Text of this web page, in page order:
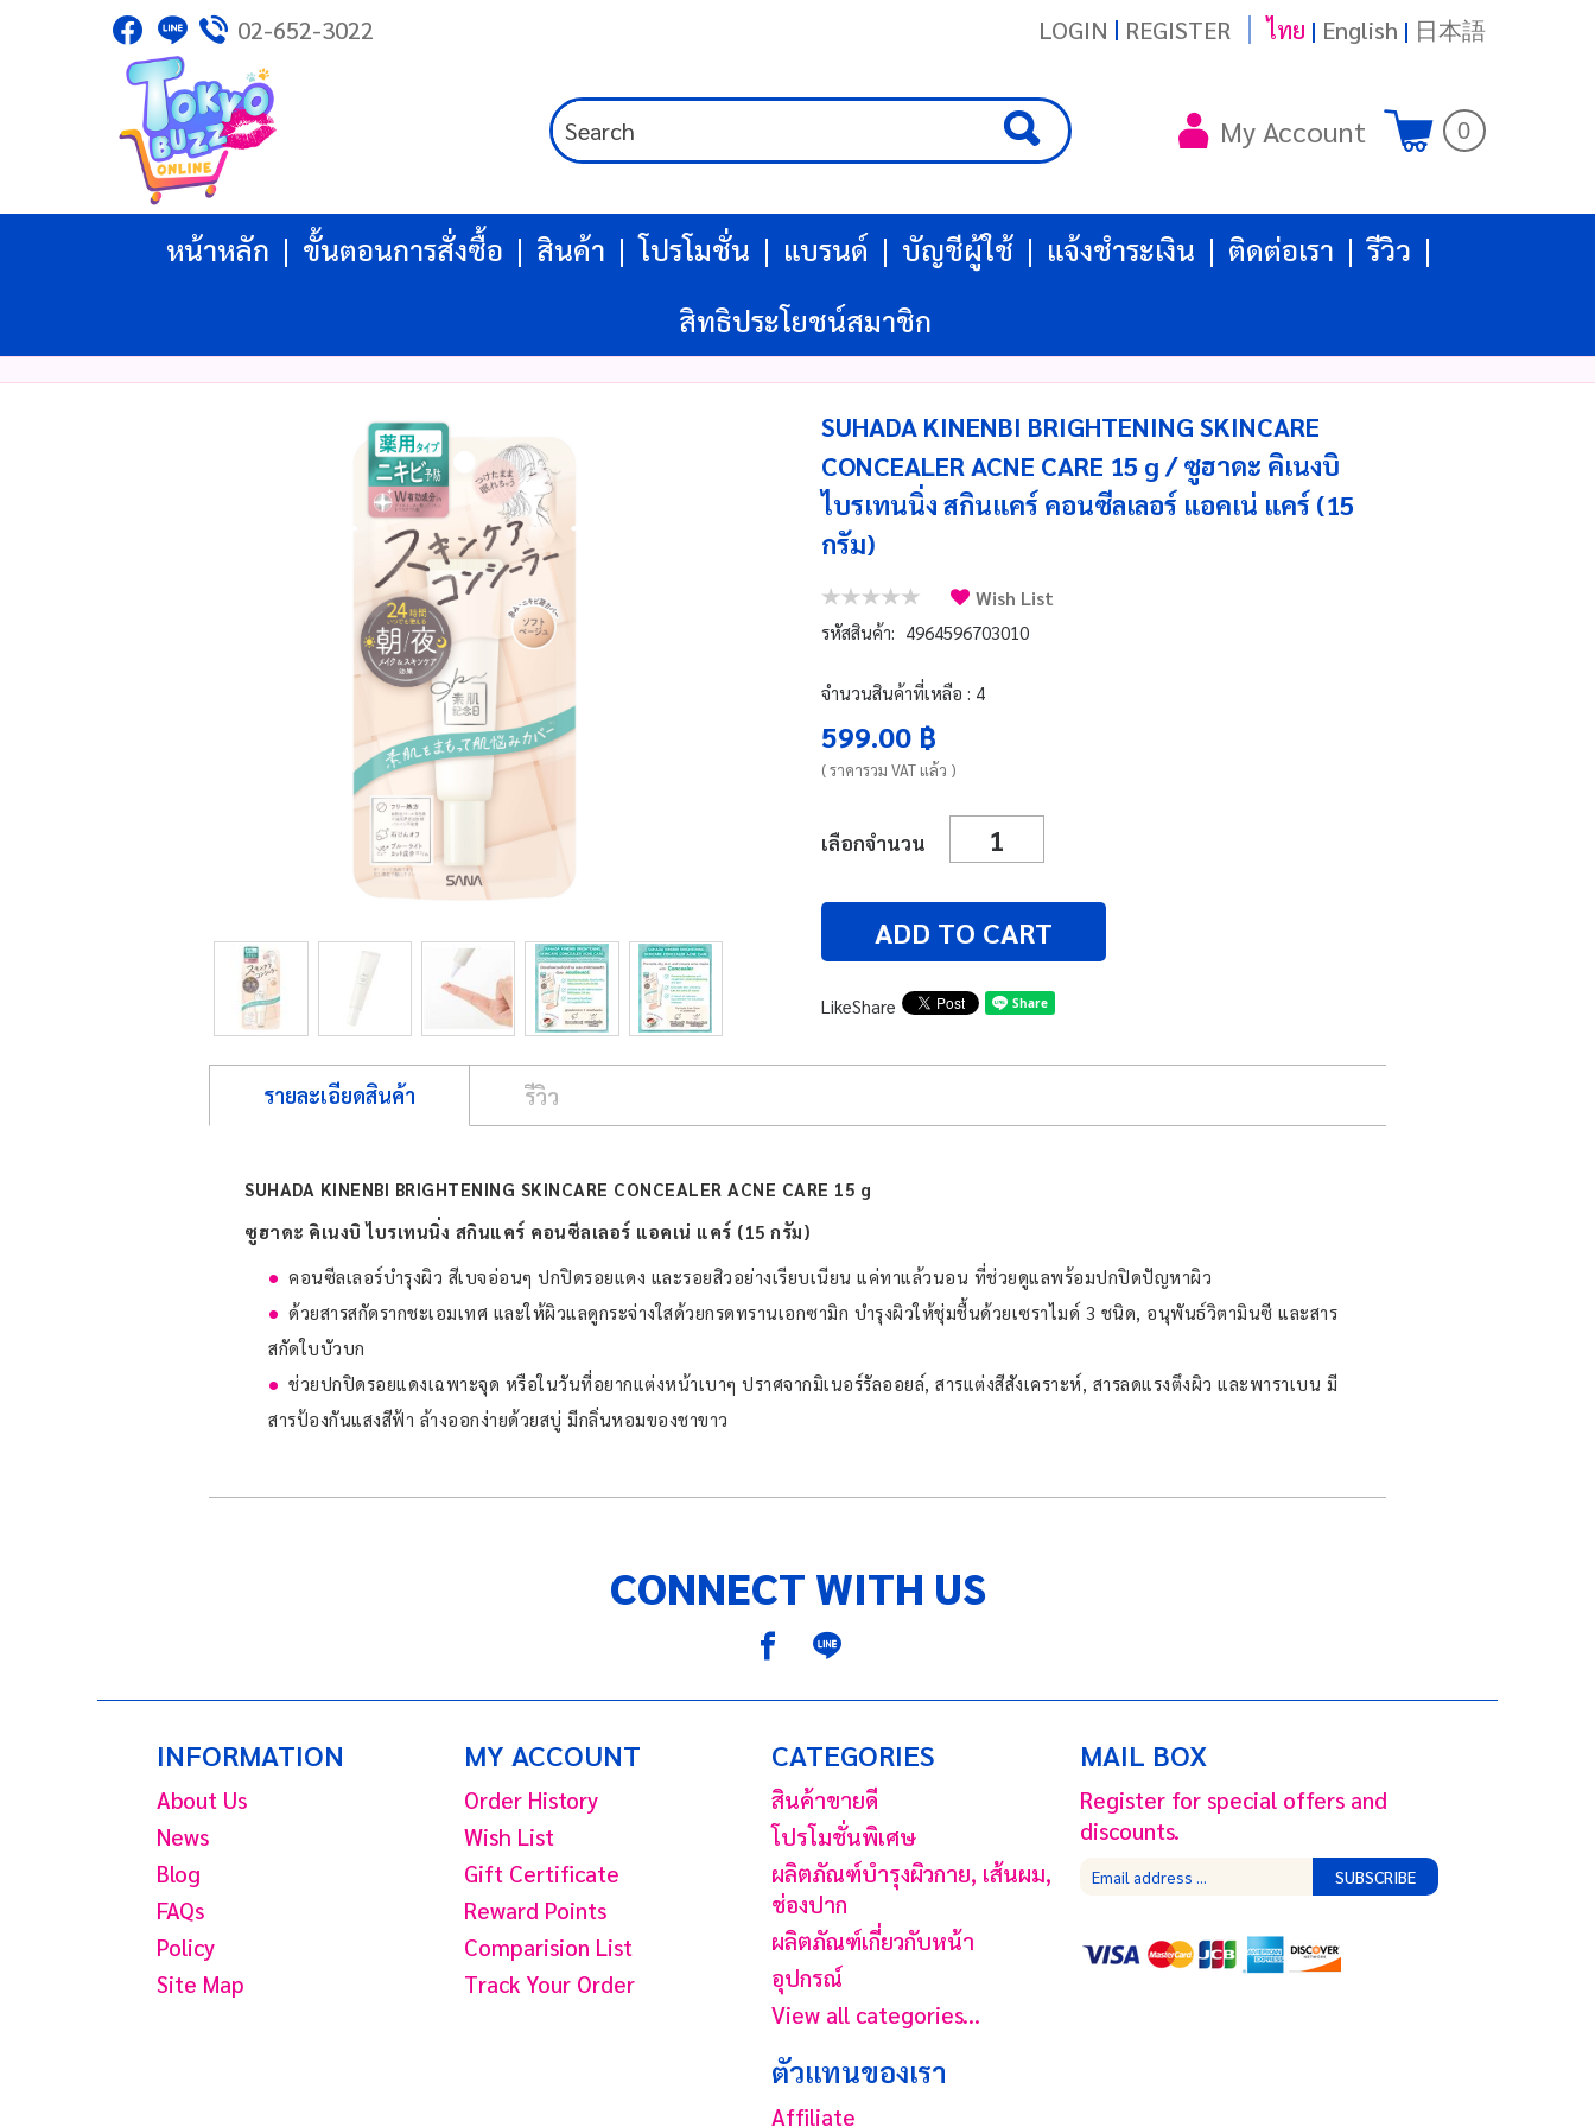
ไทย | English | 日本語
My Wishlist( 0 )
ขั้นตอนการสั่งซื้อ
02-652-3022 ไทย | English | 日本語
LOGIN | REGISTER
My Account 0
หน้าหลัก ขั้นตอนการสั่งซื้อ สินค้า โปรโมชั่น แบรนด์ บัญชีผู้ใช้ แจ้งชำระเงิน ติดต่อเรา
รีวิว
สิทธิประโยชน์สมาชิก
SUHADA KINENBI BRIGHTENING SKINCARE
CONCEALER ACNE CARE 15 g / ซูฮาดะ คิเนงบิ
ไบรเทนนิ่ง สกินแคร์ คอนซีลเลอร์ แอคเน่ แคร์ (15
กรัม)
Wish List
รหัสสินค้า: 4964596703010
จำนวนสินค้าที่เหลือ : 4
599.00 ฿
( ราคารวม VAT แล้ว )
เลือกจำนวน
ADD TO CART
LikeShare
รายละเอียดสินค้า รีวิว
SUHADA KINENBI BRIGHTENING SKINCARE CONCEALER ACNE CARE 15 g
ซูฮาดะ คิเนงบิ ไบรเทนนิ่ง สกินแคร์ คอนซีลเลอร์ แอคเน่ แคร์ (15 กรัม)
คอนซีลเลอร์บำรุงผิว สีเบจอ่อนๆ ปกปิดรอยแดง และรอยสิวอย่างเรียบเนียน แค่ทาแล้วนอน ที่ช่วยดูแลพร้อมปกปิดปัญหาผิว
ด้วยสารสกัดรากชะเอมเทศ และให้ผิวแลดูกระจ่างใสด้วยกรดทรานเอกซามิก บำรุงผิวให้ชุ่มชื้นด้วยเซราไมด์ 3 ชนิด, อนุพันธ์วิตามินซี และสาร
สกัดใบบัวบก
ช่วยปกปิดรอยแดงเฉพาะจุด หรือในวันที่อยากแต่งหน้าเบาๆ ปราศจากมิเนอร์รัลออยล์, สารแต่งสีสังเคราะห์, สารลดแรงตึงผิว และพาราเบน มี
สารป้องกันแสงสีฟ้า ล้างออกง่ายด้วยสบู่ มีกลิ่นหอมของชาขาว
CONNECT WITH US
INFORMATION
About Us
News
Blog
FAQs
Policy
Site Map
MY ACCOUNT
Order History
Wish List
Gift Certificate
Reward Points
Comparision List
Track Your Order
CATEGORIES
สินค้าขายดี
โปรโมชั่นพิเศษ
ผลิตภัณฑ์บํารุงผิวกาย, เส้นผม,
ช่องปาก
ผลิตภัณฑ์เกี่ยวกับหน้า
อุปกรณ์
View all categories...
ตัวแทนของเรา
Affiliate
MAIL BOX
Register for special offers and
discounts.
SUBSCRIBE